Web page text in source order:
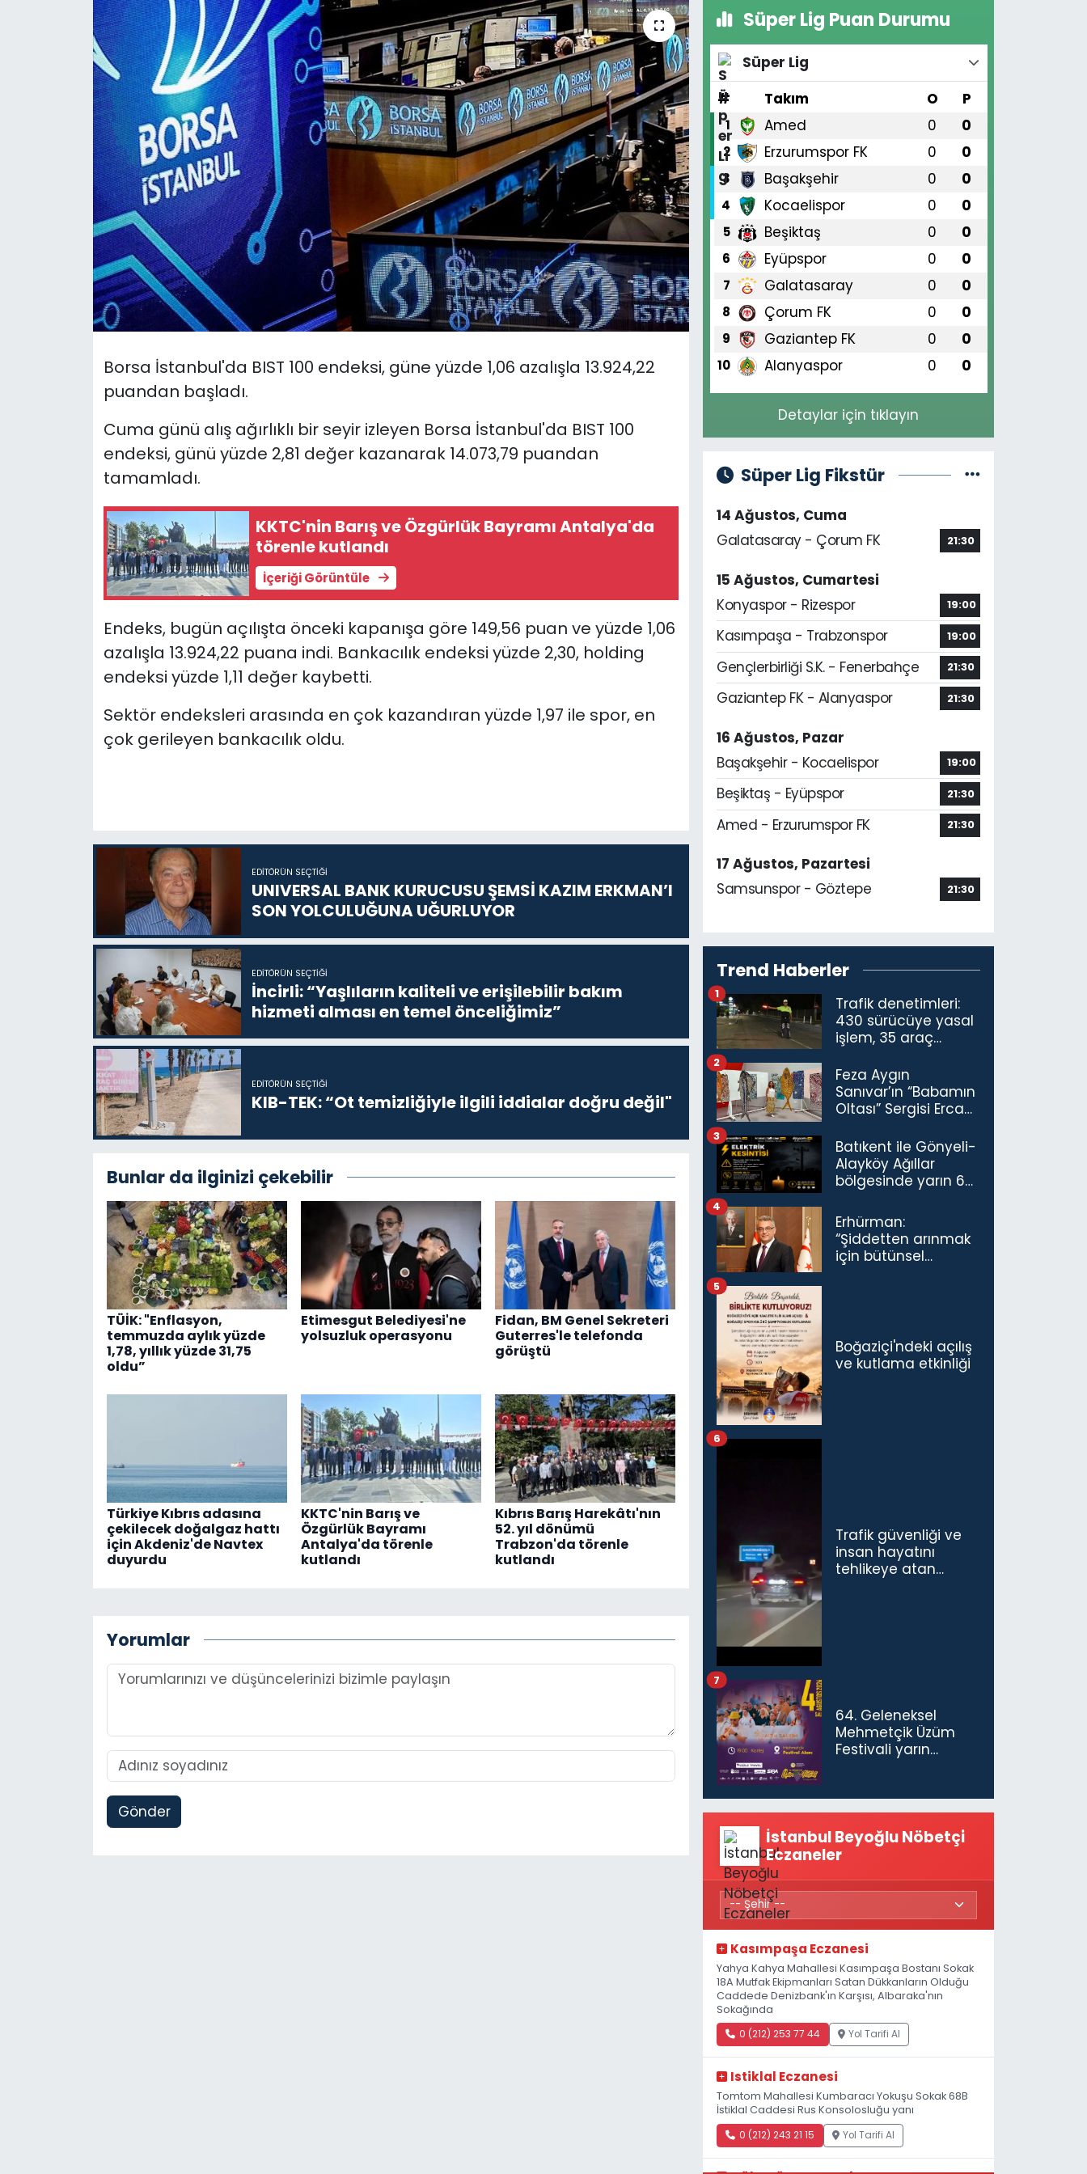
Borsa İstanbul'da BIST 100 endeksi, güne yüzde 1,06 azalışla 13.924,22
puandan başladı.
Cuma günü alış ağırlıklı bir seyir izleyen Borsa İstanbul'da BIST 100
endeksi, günü yüzde 2,81 değer kazanarak 14.073,79 puandan
tamamladı.
KKTC'nin Barış ve Özgürlük Bayramı Antalya'da
törenle kutlandı
İçeriği Görüntüle
Endeks, bugün açılışta önceki kapanışa göre 149,56 puan ve yüzde 1,06
azalışla 13.924,22 puana indi. Bankacılık endeksi yüzde 2,30, holding
endeksi yüzde 1,11 değer kaybetti.
Sektör endeksleri arasında en çok kazandıran yüzde 1,97 ile spor, en
çok gerileyen bankacılık oldu.
EDITÖRÜN SEÇTIĞI
UNIVERSAL BANK KURUCUSU ŞEMSİ KAZIM ERKMAN’I
SON YOLCULUĞUNA UĞURLUYOR
EDITÖRÜN SEÇTIĞI
İncirli: “Yaşlıların kaliteli ve erişilebilir bakım
hizmeti alması en temel önceliğimiz”
EDITÖRÜN SEÇTIĞI
KIB-TEK: “Ot temizliğiyle ilgili iddialar doğru değil"
Bunlar da ilginizi çekebilir
TÜİK: "Enflasyon,
temmuzda aylık yüzde
1,78, yıllık yüzde 31,75
oldu”
Etimesgut Belediyesi'ne
yolsuzluk operasyonu
Fidan, BM Genel Sekreteri
Guterres'le telefonda
görüştü
Türkiye Kıbrıs adasına
çekilecek doğalgaz hattı
için Akdeniz'de Navtex
duyurdu
KKTC'nin Barış ve
Özgürlük Bayramı
Antalya'da törenle
kutlandı
Kıbrıs Barış Harekâtı'nın
52. yıl dönümü
Trabzon'da törenle
kutlandı
Yorumlar
Gönder
Süper Lig Puan Durumu
Süper Lig
#
Takım O P
1 Amed 0 0
2 Erzurumspor FK 0 0
3 Başakşehir 0 0
4 Kocaelispor 0 0
5 Beşiktaş 0 0
6 Eyüpspor 0 0
7 Galatasaray 0 0
8 Çorum FK 0 0
9 Gaziantep FK 0 0
10 Alanyaspor 0 0
Detaylar için tıklayın
Süper Lig Fikstür
14 Ağustos, Cuma
Galatasaray - Çorum FK
21:30
15 Ağustos, Cumartesi
Konyaspor - Rizespor
19:00
Kasımpaşa - Trabzonspor 19:00
Gençlerbirliği S.K. - Fenerbahçe 21:30
Gaziantep FK - Alanyaspor 21:30
16 Ağustos, Pazar
Başakşehir - Kocaelispor
19:00
Beşiktaş - Eyüpspor 21:30
Amed - Erzurumspor FK 21:30
17 Ağustos, Pazartesi
Samsunspor - Göztepe
21:30
Trend Haberler
Trafik denetimleri:
430 sürücüye yasal
işlem, 35 araç
1
Feza Aygın
Sanıvar’ın “Babamın
Oltası” Sergisi Ercan
Açıldı
2
Batıkent ile Gönyeli-
Alayköy Ağıllar
bölgesinde yarın 6
kesintisi…
3
Erhürman:
“Şiddetten arınmak
için bütünsel
4
Boğaziçi'ndeki açılış
ve kutlama etkinliği
5
Trafik güvenliği ve
insan hayatını
tehlikeye atan
6
64. Geleneksel
Mehmetçik Üzüm
Festivali yarın
7
İstanbul Beyoğlu Nöbetçi
Eczaneler
Kasımpaşa Eczanesi
Yahya Kahya Mahallesi Kasımpaşa Bostanı Sokak
18A Mutfak Ekipmanları Satan Dükkanların Olduğu
Caddede Denizbank'ın Karşısı, Albaraka'nın
Sokağında
0 (212) 253 77 44 Yol Tarifi Al
Istiklal Eczanesi
Tomtom Mahallesi Kumbaracı Yokuşu Sokak 68B
İstiklal Caddesi Rus Konsolosluğu yanı
0 (212) 243 21 15 Yol Tarifi Al
Gündem
KKTC YEREL SEÇİM 2018
Kültür Sanat
Magazin
Nöbetçi Eczaneler
Otomobil Dünyası
Teknoloji
Video Galeri
Yazarlar